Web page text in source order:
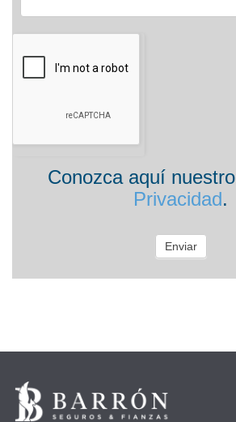
Conozca aquí nuestro
Privacidad.
Enviar